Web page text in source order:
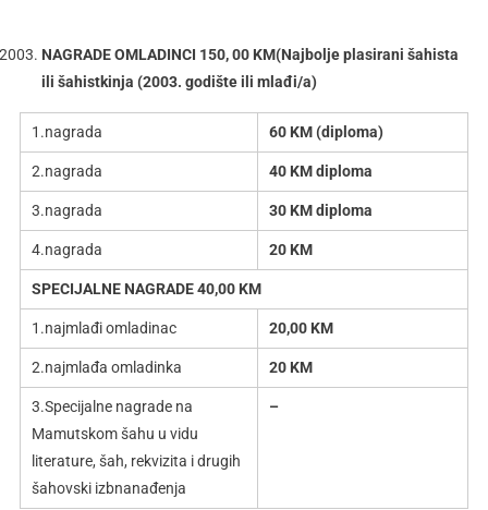
NAGRADE OMLADINCI 150, 00 KM(Najbolje plasirani šahista
ili šahistkinja (2003. godište ili mlađi/a)
1.nagrada 60 KM (diploma)
2.nagrada 40 KM diploma
3.nagrada 30 KM diploma
4.nagrada 20 KM
SPECIJALNE NAGRADE 40,00 KM
1.najmlađi omladinac 20,00 KM
2.najmlađa omladinka 20 KM
3.Specijalne nagrade na
Mamutskom šahu u vidu
literature, šah, rekvizita i drugih
šahovski izbnanađenja
–